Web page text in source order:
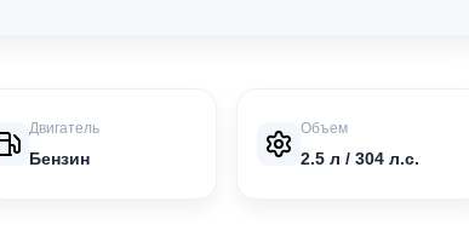
Двигатель
Бензин
Объем
2.5 л / 304 л.с.